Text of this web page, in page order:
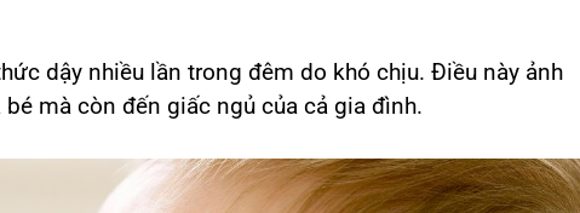
dậy nhiều lần trong đêm do khó chịu. Điều này ảnh
mà còn đến giấc ngủ của cả gia đình.